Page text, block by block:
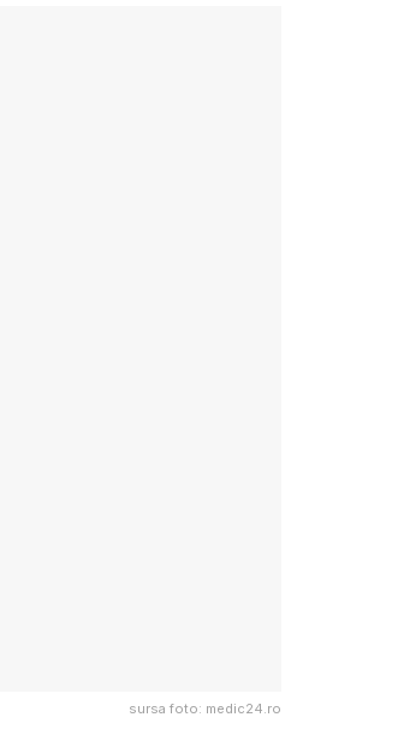
sursa foto: medic24.ro